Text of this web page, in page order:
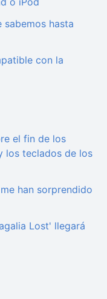
sabemos hasta
con la
el fin de los
los teclados de los
han sorprendido
Lost' llegará